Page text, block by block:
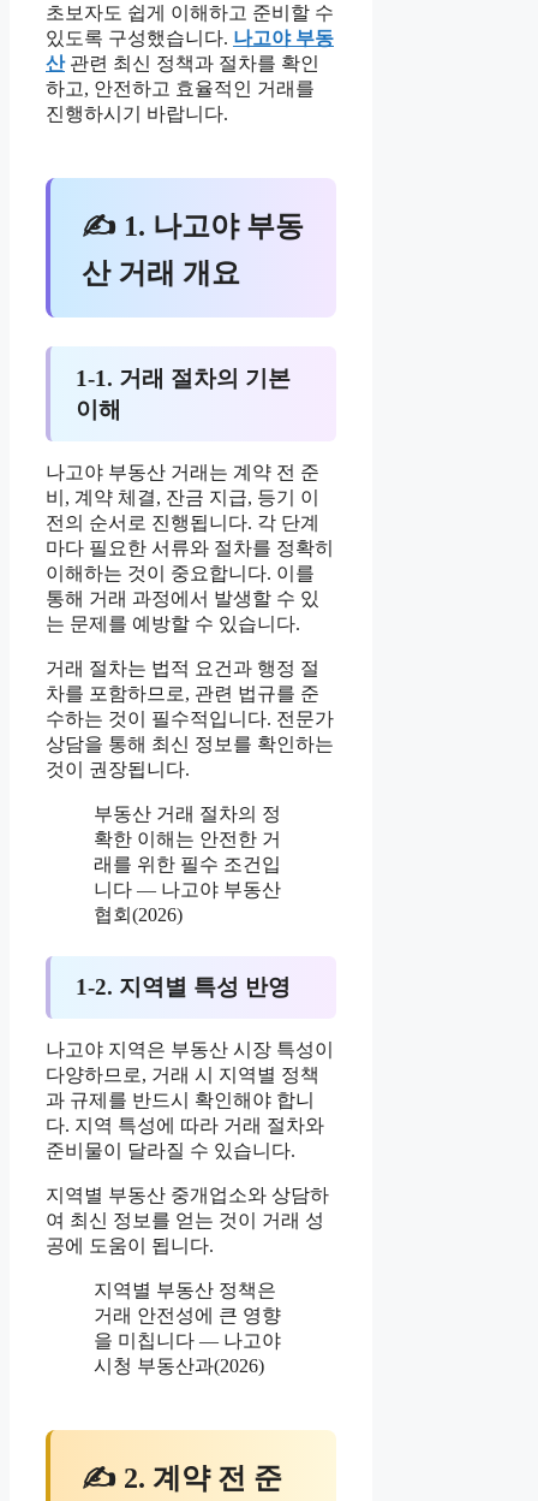
초보자도 쉽게 이해하고 준비할 수
있도록 구성했습니다. 나고야 부동
산관련 최신 정책과 절차를 확인
하고, 안전하고 효율적인 거래를
진행하시기 바랍니다.
✍ 1. 나고야 부동
산 거래 개요
1-1. 거래 절차의 기본
이해
나고야 부동산 거래는 계약 전 준
비, 계약 체결, 잔금 지급, 등기 이
전의 순서로 진행됩니다. 각 단계
마다 필요한 서류와 절차를 정확히
이해하는 것이 중요합니다. 이를
통해 거래 과정에서 발생할 수 있
는 문제를 예방할 수 있습니다.
거래 절차는 법적 요건과 행정 절
차를 포함하므로, 관련 법규를 준
수하는 것이 필수적입니다. 전문가
상담을 통해 최신 정보를 확인하는
것이 권장됩니다.
부동산 거래 절차의 정
확한 이해는 안전한 거
래를 위한 필수 조건입
니다 — 나고야 부동산
협회(2026)
1-2. 지역별 특성 반영
나고야 지역은 부동산 시장 특성이
다양하므로, 거래 시 지역별 정책
과 규제를 반드시 확인해야 합니
다. 지역 특성에 따라 거래 절차와
준비물이 달라질 수 있습니다.
지역별 부동산 중개업소와 상담하
여 최신 정보를 얻는 것이 거래 성
공에 도움이 됩니다.
지역별 부동산 정책은
거래 안전성에 큰 영향
을 미칩니다 — 나고야
시청 부동산과(2026)
✍ 2. 계약 전 준